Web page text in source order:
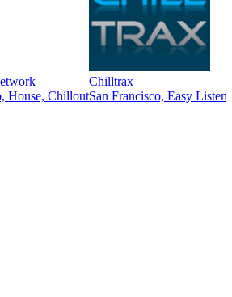
House, Chillout
Chilltrax
San Francisco, Easy